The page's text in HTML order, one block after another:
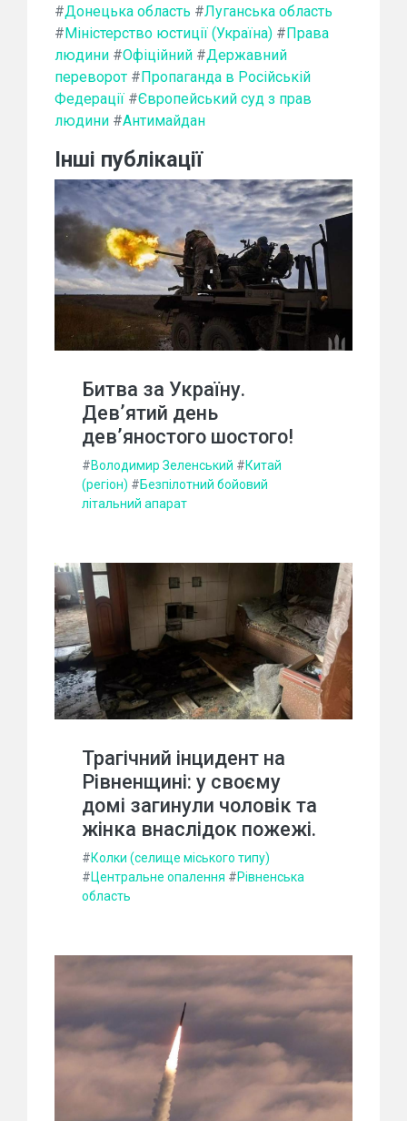
#Донецька область #Луганська область
# Міністерство юстиції (Україна) # Права
людини #Офіційний #Державний
переворот # Пропаганда в Російській
Федерації #Європейський суд з прав
людини #Антимайдан
Інші публікації
Битва за Україну.
Дев’ятий день
дев’яностого шостого!
#Володимир Зеленський #Китай
(регіон) #Безпілотний бойовий
літальний апарат
Трагічний інцидент на
Рівненщині: у своєму
домі загинули чоловік та
жінка внаслідок пожежі.
#Колки (селище міського типу)
#Центральне опалення #Рівненська
область